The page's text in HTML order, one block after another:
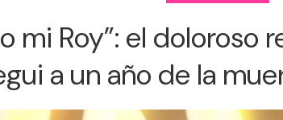
mi Roy”: el doloroso
a un año de la